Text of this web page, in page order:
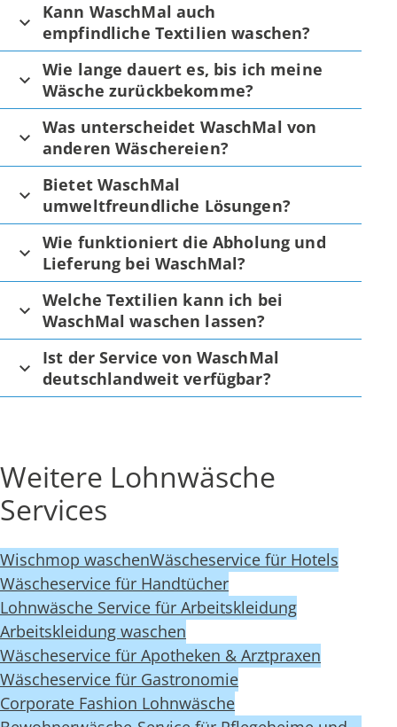
Kann WaschMal auch
empfindliche Textilien waschen?
Wie lange dauert es, bis ich meine
Wäsche zurückbekomme?
Was unterscheidet WaschMal von
anderen Wäschereien?
Bietet WaschMal
umweltfreundliche Lösungen?
Wie funktioniert die Abholung und
Lieferung bei WaschMal?
Welche Textilien kann ich bei
WaschMal waschen lassen?
Ist der Service von WaschMal
deutschlandweit verfügbar?
Weitere Lohnwäsche
Services
Wischmop waschenWäscheservice für Hotels
Wäscheservice für Handtücher
Lohnwäsche Service für Arbeitskleidung
Arbeitskleidung waschen
Wäscheservice für Apotheken & Arztpraxen
Wäscheservice für Gastronomie
Corporate Fashion Lohnwäsche